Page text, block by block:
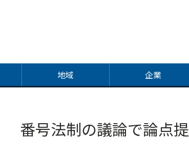
地域 企業
番号法制の議論で論点提